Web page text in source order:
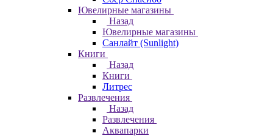
Ювелирные магазины
Назад
Ювелирные магазины
Санлайт (Sunlight)
Книги
Назад
Книги
Литрес
Развлечения
Назад
Развлечения
Аквапарки